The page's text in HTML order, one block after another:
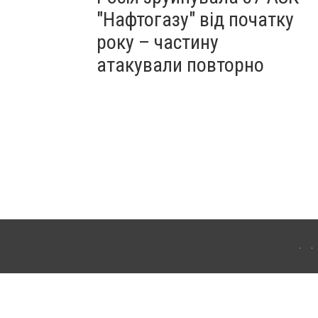
"Нафтогазу" від початку
року – частину
атакували повторно